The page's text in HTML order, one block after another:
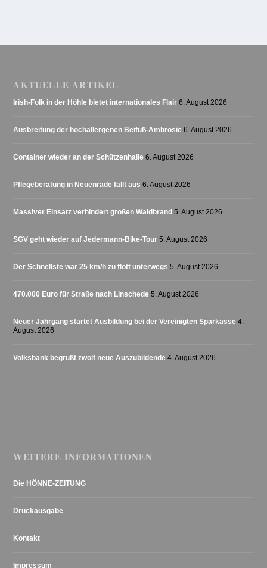
AKTUELLE ARTIKEL
Irish-Folk in der Höhle bietet internationales Flair 6. August 2026
Ausbreitung der hochallergenen Beifuß-Ambrosie 6. August 2026
Container wieder an der Schützenhalle 6. August 2026
Pflegeberatung in Neuenrade fällt aus 6. August 2026
Massiver Einsatz verhindert großen Waldbrand 5. August 2026
SGV geht wieder auf Jedermann-Bike-Tour 5. August 2026
Der Schnellste war 25 km/h zu flott unterwegs 5. August 2026
470.000 Euro für Straße nach Linschede 5. August 2026
Neuer Jahrgang startet Ausbildung bei der Vereinigten Sparkasse 4.
August 2026
Volksbank begrüßt zwölf neue Auszubildende 4. August 2026
WEITERE INFORMATIONEN
Die HÖNNE-ZEITUNG
Druckausgabe
Kontakt
Impressum